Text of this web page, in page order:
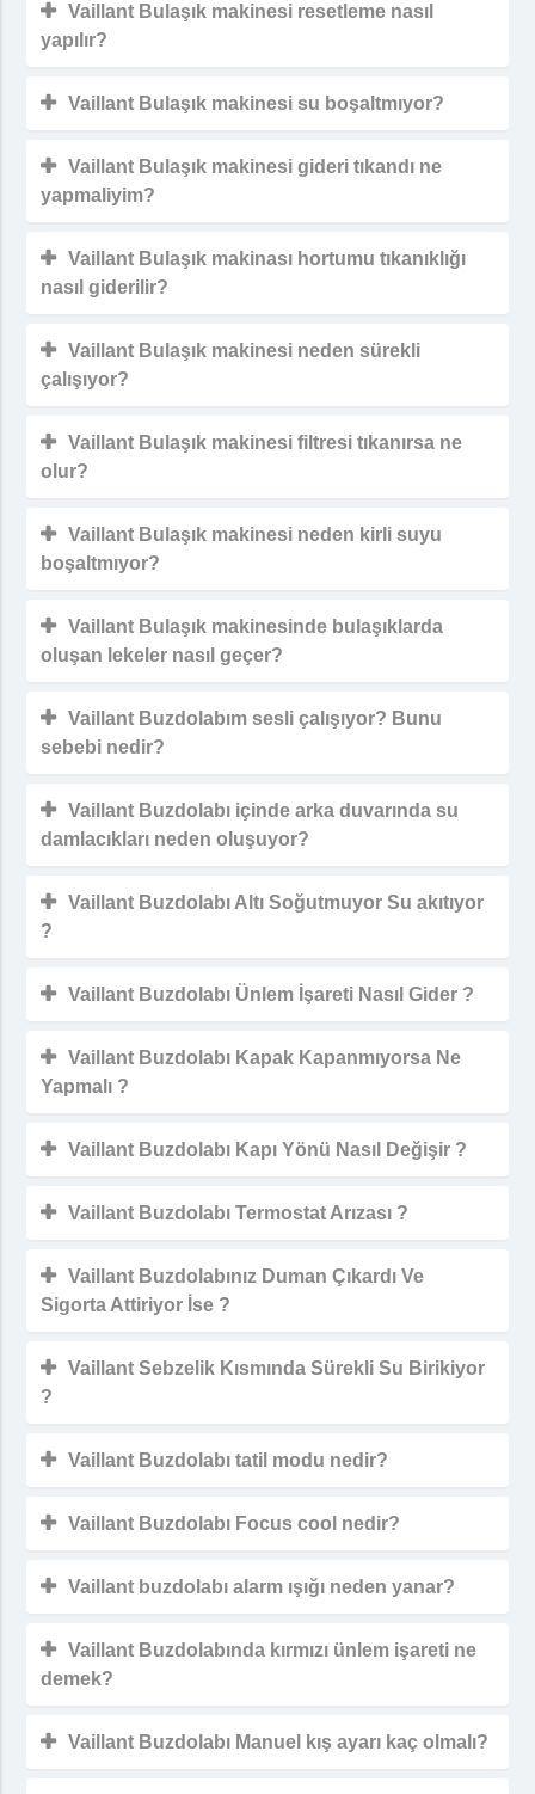
Vaillant Bulaşık makinesi resetleme nasıl
yapılır?
Vaillant Bulaşık makinesi su boşaltmıyor?
Vaillant Bulaşık makinesi gideri tıkandı ne
yapmaliyim?
Vaillant Bulaşık makinası hortumu tıkanıklığı
nasıl giderilir?
Vaillant Bulaşık makinesi neden sürekli
çalışıyor?
Vaillant Bulaşık makinesi filtresi tıkanırsa ne
olur?
Vaillant Bulaşık makinesi neden kirli suyu
boşaltmıyor?
Vaillant Bulaşık makinesinde bulaşıklarda
oluşan lekeler nasıl geçer?
Vaillant Buzdolabım sesli çalışıyor? Bunu
sebebi nedir?
Vaillant Buzdolabı içinde arka duvarında su
damlacıkları neden oluşuyor?
Vaillant Buzdolabı Altı Soğutmuyor Su akıtıyor
?
Vaillant Buzdolabı Ünlem İşareti Nasıl Gider ?
Vaillant Buzdolabı Kapak Kapanmıyorsa Ne
Yapmalı ?
Vaillant Buzdolabı Kapı Yönü Nasıl Değişir ?
Vaillant Buzdolabı Termostat Arızası ?
Vaillant Buzdolabınız Duman Çıkardı Ve
Sigorta Attiriyor İse ?
Vaillant Sebzelik Kısmında Sürekli Su Birikiyor
?
Vaillant Buzdolabı tatil modu nedir?
Vaillant Buzdolabı Focus cool nedir?
Vaillant buzdolabı alarm ışığı neden yanar?
Vaillant Buzdolabında kırmızı ünlem işareti ne
demek?
Vaillant Buzdolabı Manuel kış ayarı kaç olmalı?